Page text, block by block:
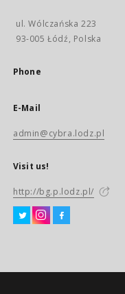
ul. Wólczańska 223
93-005 Łódź, Polska
Phone
E-Mail
admin@cybra.lodz.pl
Visit us!
http://bg.p.lodz.pl/